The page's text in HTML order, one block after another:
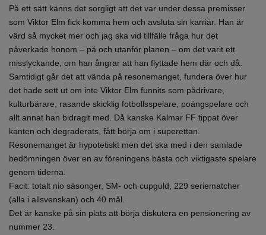
På ett sätt känns det sorgligt att det var under dessa premisser
som Viktor Elm fick komma hem och avsluta sin karriär. Han är
värd så mycket mer och jag ska vid tillfälle fråga hur det
påverkade honom – på och utanför planen – om det varit ett
misslyckande, om han ångrar att han flyttade hem där och då.
Samtidigt går det att vända på resonemanget, fundera över hur
det hade sett ut om inte Viktor Elm funnits som pådrivare,
kulturbärare, rasande skicklig fotbollsspelare, poängspelare och
allt annat han bidragit med. Då kanske Kalmar FF tippat över
kanten och degraderats, fått börja om i superettan.
Resonemanget är hypotetiskt men det ska med i den samlade
bedömningen över en av föreningens bästa och viktigaste spelare
genom tiderna.
Facit: totalt nio säsonger, SM- och cupguld, 229 seriematcher
(alla i allsvenskan) och 40 mål.
Det är kanske på sin plats att börja diskutera en pensionering av
nummer 23.